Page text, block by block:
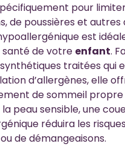
pour
de poussières et autres
est
santé de votre enfant.
traitées qui
d’allergènes, elle
de sommeil propre
la peau sensible, une
réduira les
de démangeaisons.